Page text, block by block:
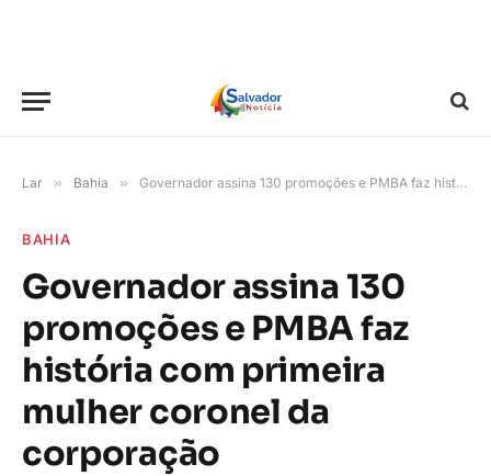
Lar » Bahia » Governador assina 130 promoções e PMBA faz história com primeira mulher coronel da corporação
BAHIA
Governador assina 130
promoções e PMBA faz
história com primeira
mulher coronel da
corporação